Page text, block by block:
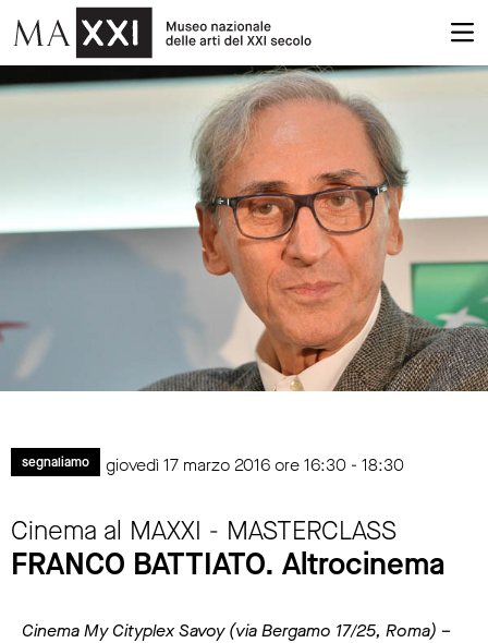
segnaliamo giovedì 17 marzo 2016 ore 16:30 - 18:30
Cinema al MAXXI - MASTERCLASS
FRANCO BATTIATO. Altrocinema
Cinema My Cityplex Savoy (via Bergamo 17/25, Roma) –